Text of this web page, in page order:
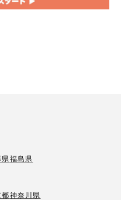
福島県
神奈川県